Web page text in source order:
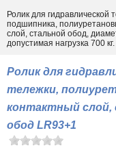
Ролик для гидравлической
подшипника,
слой, стальной обод,
допустимая нагрузка 700 кг.
Ролик для
тележки,
контактный слой,
обод LR93+1